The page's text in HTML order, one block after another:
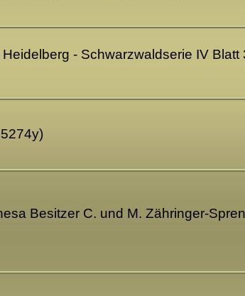
- Schwarzwaldserie IV Blatt
Besitzer C. und M. Zähringer-